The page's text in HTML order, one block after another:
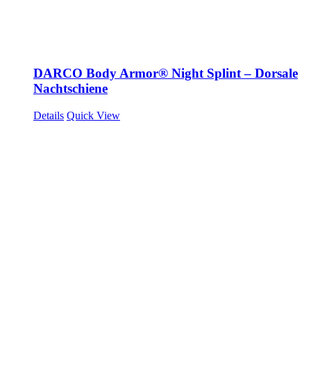
DARCO Body Armor® Night Splint – Dorsale
Nachtschiene
Details Quick View